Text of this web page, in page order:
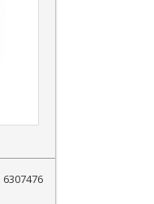
6307476